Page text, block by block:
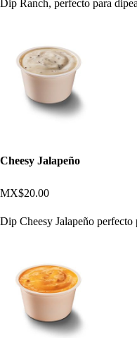
Dip Ranch, perfecto para
Cheesy Jalapeño
MX$20.00
Dip Cheesy Jalapeño perfecto